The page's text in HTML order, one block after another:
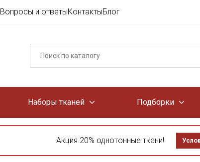
Вопросы и ответыКонтактыБлог
Наборы тканей Подборки
Акция 20% однотонные ткани!